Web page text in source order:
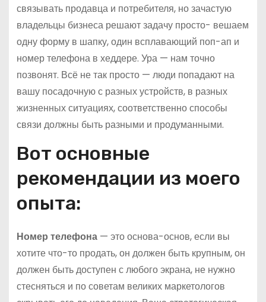
связывать продавца и потребителя, но зачастую
владельцы бизнеса решают задачу просто- вешаем
одну форму в шапку, один всплавающий поп-ап и
номер телефона в хеддере. Ура — нам точно
позвонят. Всё не так просто — люди попадают на
вашу посадочную с разных устройств, в разных
жизненных ситуациях, соответственно способы
связи должны быть разными и продуманными.
Вот основные
рекомендации из моего
опыта:
Номер телефона— это основа-основ, если вы
хотите что-то продать, он должен быть крупным, он
должен быть доступен с любого экрана, не нужно
стесняться и по советам великих маркетологов